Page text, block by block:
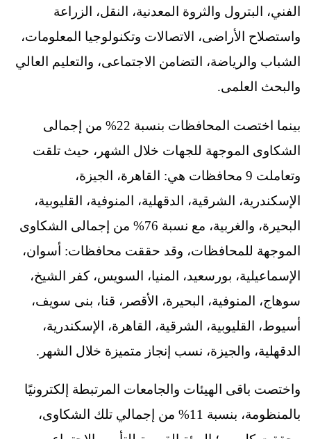
الفني، البترول والثروة المعدنية، النقل، الزراعة
واستصلاح الأراضى، الاتصالات وتكنولوجيا المعلومات،
الشباب والرياضة، التضامن الاجتماعى، والتعليم العالي
والبحث العلمى.
بينما اختصت المحافظات بنسبة 22% من إجمالى
الشكاوى الموجهة للجهات خلال الشهر، حيث تلقت
وتعاملت 9 محافظات هي: القاهرة، الجيزة،
الإسكندرية، الشرقية، الدقهلية، المنوفية، القليوبية،
البحيرة، والغربية، مع نسبة 76% من إجمالى الشكاوى
الموجهة للمحافظات، وقد حققت محافظات: أسوان،
الإسماعيلية، بورسعيد، المنيا، السويس، كفر الشيخ،
سوهاج، المنوفية، البحيرة، الأقصر، قنا، بنى سويف،
أسيوط، القليوبية، الشرقية، القاهرة، الإسكندرية،
الدقهلية، والجيزة، نسب إنجاز متميزة خلال الشهر.
واختصت باقى الهيئات والجامعات المرتبطة إلكترونيًا
بالمنظومة، بنسبة 11% من إجمالي تلك الشكاوى،